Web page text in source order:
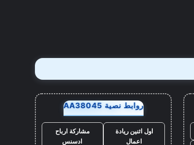
روابط نصية AA38045
اول اثنين ريادة
اعمال
مشاركة ارباح
ادسنس